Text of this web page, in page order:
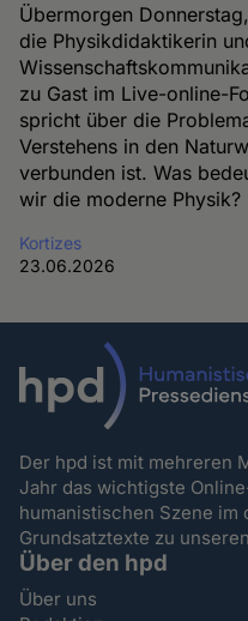
Übermorgen
die Physikdidaktikerin
zu Gast im Live-online-
spricht über die
Verstehens in den
verbunden ist. Was
wir die moderne Physik?
Kortizes
23.06.2026
Der hpd ist mit mehreren
Jahr das wichtigste
humanistischen Szene im
Grundsatztexte zu
Über den hpd
Über uns